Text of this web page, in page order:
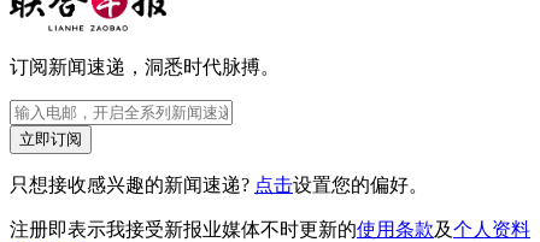
订阅新闻速递，洞悉时代脉搏。
立即订阅
只想接收感兴趣的新闻速递? 点击设置您的偏好。
注册即表示我接受新报业媒体不时更新的使用条款及个人资料